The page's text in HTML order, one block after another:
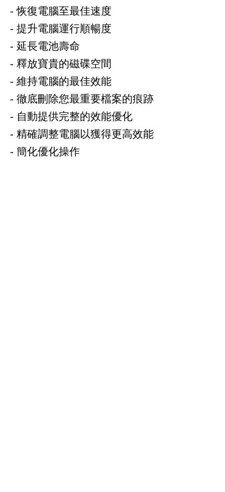
- 恢復電腦至最佳速度
- 提升電腦運行順暢度
- 延長電池壽命
- 釋放寶貴的磁碟空間
- 維持電腦的最佳效能
- 徹底刪除您最重要檔案的痕跡
- 自動提供完整的效能優化
- 精確調整電腦以獲得更高效能
- 簡化優化操作